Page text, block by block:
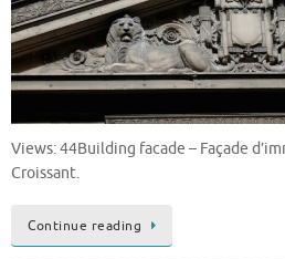
Views: 44Building facade – Façade
Croissant.
Continue reading